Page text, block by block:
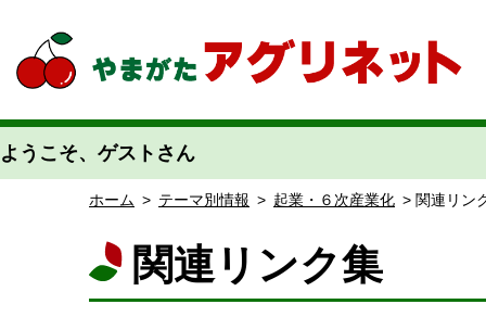
ようこそ、ゲストさん
ホーム > テーマ別情報 > 起業・６次産業化 > 関連リン
関連リンク集